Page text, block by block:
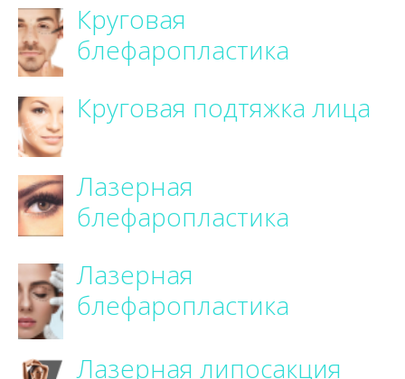
Круговая
блефаропластика
Круговая подтяжка лица
Лазерная
блефаропластика
Лазерная
блефаропластика
Лазерная липосакция